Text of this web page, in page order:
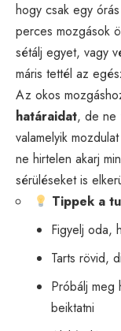
hogy csak egy
perces mozgások
sétálj egyet, vagy
máris tettél az
Az okos
határaidat, de ne
valamelyik
ne hirtelen akarj
sérüléseket is
Tippek a
Figyelj oda,
Tarts rövid,
Próbálj meg
beiktatni